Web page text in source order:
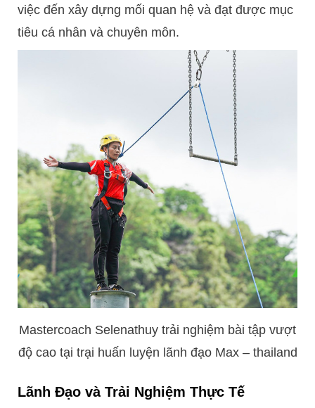
việc đến xây dựng mối quan hệ và đạt được mục
tiêu cá nhân và chuyên môn.
Mastercoach Selenathuy trải nghiệm bài tập vượt
độ cao tại trại huấn luyện lãnh đạo Max – thailand
Lãnh Đạo và Trải Nghiệm Thực Tế